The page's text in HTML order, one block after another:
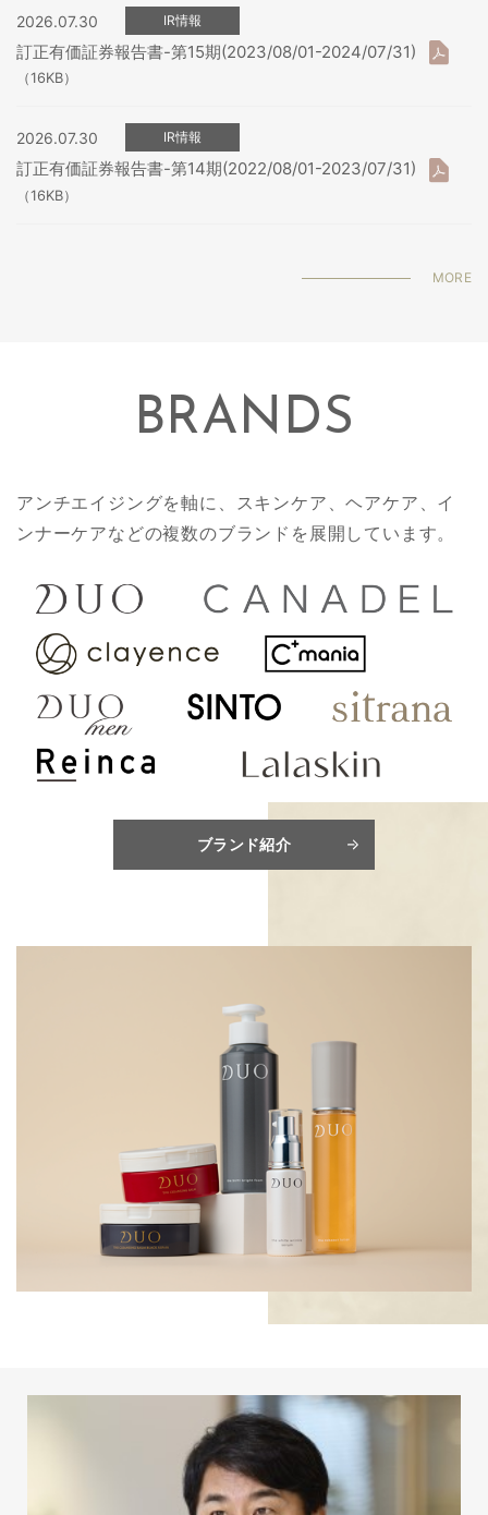
2026.07.30 IR情報
訂正有価証券報告書-第15期(2023/08/01-2024/07/31)
（16KB）
2026.07.30 IR情報
訂正有価証券報告書-第14期(2022/08/01-2023/07/31)
（16KB）
MORE
BRANDS
アンチエイジングを軸に、スキンケア、ヘアケア、イ
ンナーケアなどの複数のブランドを展開しています。
ブランド紹介